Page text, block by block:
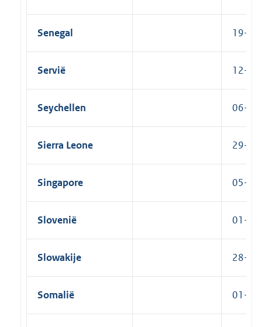
Senegal 19-
Servië 12-
Seychellen 06-
Sierra Leone 29-
Singapore 05-
Slovenië 01-
Slowakije 28-
Somalië 01-